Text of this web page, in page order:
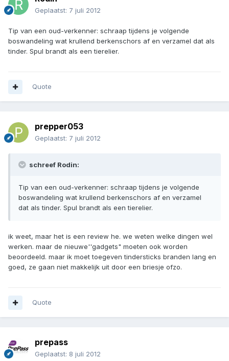
Geplaatst: 7 juli 2012
Tip van een oud-verkenner: schraap tijdens je volgende
boswandeling wat krullend berkenschors af en verzamel dat als
tinder. Spul brandt als een tierelier.
Quote
prepper053
Geplaatst: 7 juli 2012
schreef Rodin:
Tip van een oud-verkenner: schraap tijdens je volgende
boswandeling wat krullend berkenschors af en verzamel
dat als tinder. Spul brandt als een tierelier.
ik weet, maar het is een review he. we weten welke dingen wel
werken. maar de nieuwe''gadgets" moeten ook worden
beoordeeld. maar ik moet toegeven tindersticks branden lang en
goed, ze gaan niet makkelijk uit door een briesje ofzo.
Quote
prepass
Geplaatst: 8 juli 2012